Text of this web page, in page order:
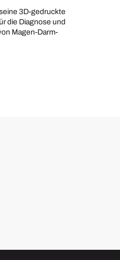
3D-gedruckte
die Diagnose und
Magen-Darm-